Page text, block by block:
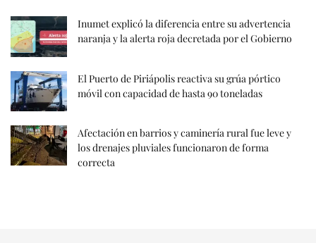
Inumet explicó la diferencia entre su advertencia
naranja y la alerta roja decretada por el Gobierno
El Puerto de Piriápolis reactiva su grúa pórtico
móvil con capacidad de hasta 90 toneladas
Afectación en barrios y caminería rural fue leve y
los drenajes pluviales funcionaron de forma
correcta